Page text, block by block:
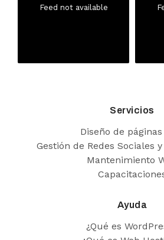
Feed not available
Servicios
Diseño de
Gestión de Redes Sociales
Mantenimiento
Ayuda
¿Qué es